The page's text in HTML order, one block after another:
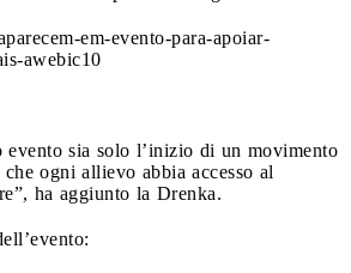
evento sia solo l’inizio di un movimento
ogni allievo abbia accesso al
ha aggiunto la Drenka.